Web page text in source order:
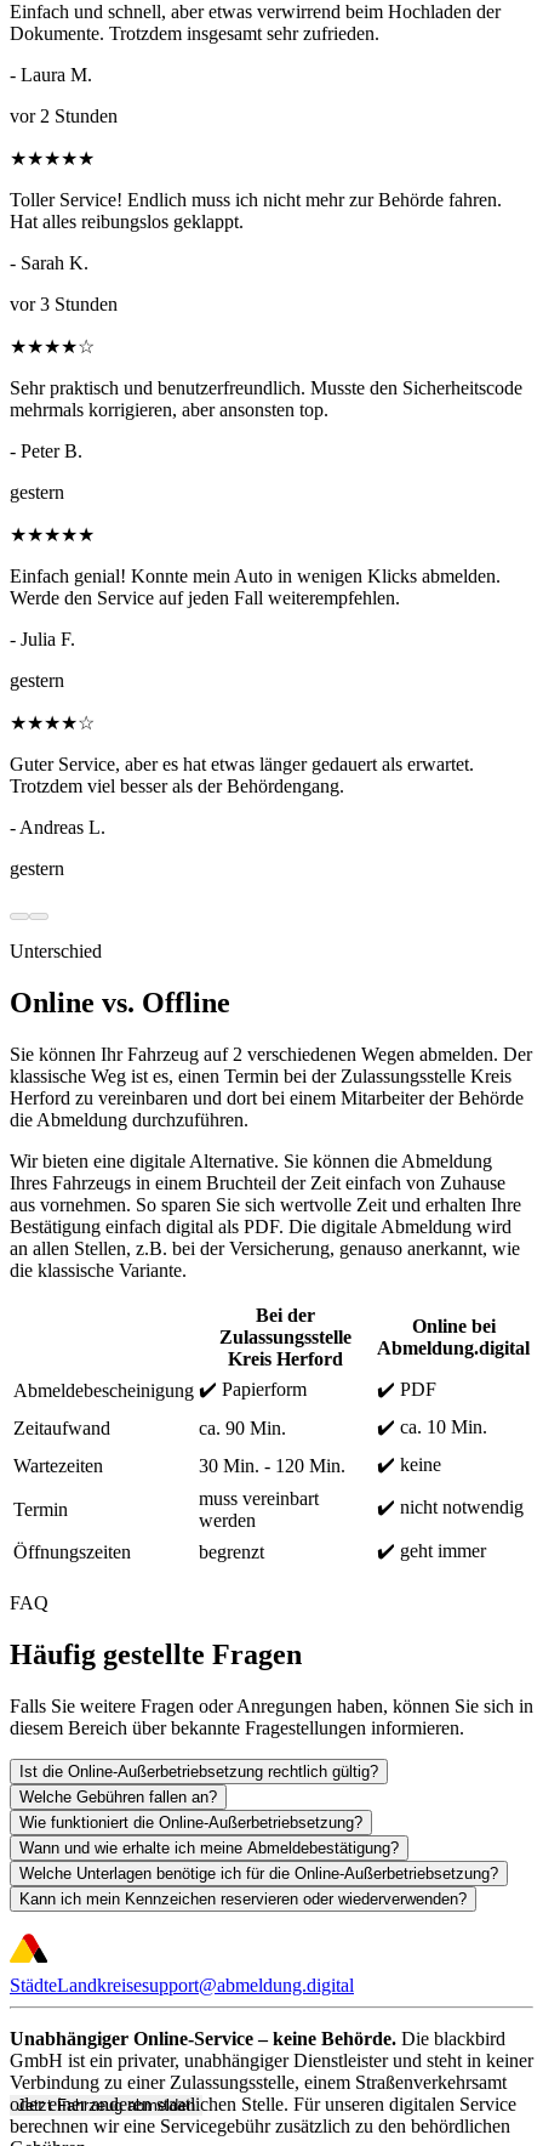
Einfach und schnell, aber etwas verwirrend beim Hochladen der
Dokumente. Trotzdem insgesamt sehr zufrieden.
- Laura M.
vor 2 Stunden
★★★★★
Toller Service! Endlich muss ich nicht mehr zur Behörde fahren.
Hat alles reibungslos geklappt.
- Sarah K.
vor 3 Stunden
★★★★☆
Sehr praktisch und benutzerfreundlich. Musste den Sicherheitscode
mehrmals korrigieren, aber ansonsten top.
- Peter B.
gestern
★★★★★
Einfach genial! Konnte mein Auto in wenigen Klicks abmelden.
Werde den Service auf jeden Fall weiterempfehlen.
- Julia F.
gestern
★★★★☆
Guter Service, aber es hat etwas länger gedauert als erwartet.
Trotzdem viel besser als der Behördengang.
- Andreas L.
gestern
Unterschied
Online vs. Offline
Sie können Ihr Fahrzeug auf 2 verschiedenen Wegen abmelden. Der
klassische Weg ist es, einen Termin bei der Zulassungsstelle Kreis
Herford zu vereinbaren und dort bei einem Mitarbeiter der Behörde
die Abmeldung durchzuführen.
Wir bieten eine digitale Alternative. Sie können die Abmeldung
Ihres Fahrzeugs in einem Bruchteil der Zeit einfach von Zuhause
aus vornehmen. So sparen Sie sich wertvolle Zeit und erhalten Ihre
Bestätigung einfach digital als PDF. Die digitale Abmeldung wird
an allen Stellen, z.B. bei der Versicherung, genauso anerkannt, wie
die klassische Variante.
Bei der
Zulassungsstelle
Kreis Herford
Online bei
Abmeldung.digital
Abmeldebescheinigung ✔️ Papierform
✔️ PDF
Zeitaufwand
ca. 90 Min.
✔️ ca. 10 Min.
Wartezeiten
30 Min. - 120 Min. ✔️ keine
Termin
muss vereinbart
werden
✔️ nicht notwendig
Öffnungszeiten begrenzt ✔️ geht immer
FAQ
Häufig gestellte Fragen
Falls Sie weitere Fragen oder Anregungen haben, können Sie sich in
diesem Bereich über bekannte Fragestellungen informieren.
Ist die Online-Außerbetriebsetzung rechtlich gültig?
Welche Gebühren fallen an?
Wie funktioniert die Online-Außerbetriebsetzung?
Wann und wie erhalte ich meine Abmeldebestätigung?
Welche Unterlagen benötige ich für die Online-Außerbetriebsetzung?
Kann ich mein Kennzeichen reservieren oder wiederverwenden?
Jetzt Fahrzeug abmelden
StädteLandkreisesupport@abmeldung.digital
Unabhängiger Online-Service – keine Behörde. Die blackbird
GmbH ist ein privater, unabhängiger Dienstleister und steht in keiner
Verbindung zu einer Zulassungsstelle, einem Straßenverkehrsamt
oder einer anderen staatlichen Stelle. Für unseren digitalen Service
berechnen wir eine Servicegebühr zusätzlich zu den behördlichen